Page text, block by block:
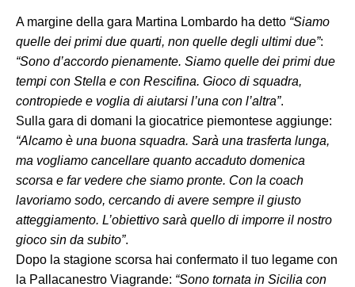
A margine della gara Martina Lombardo ha detto “Siamo
quelle dei primi due quarti, non quelle degli ultimi due”:
“Sono d’accordo pienamente. Siamo quelle dei primi due
tempi con Stella e con Rescifina. Gioco di squadra,
contropiede e voglia di aiutarsi l’una con l’altra”.
Sulla gara di domani la giocatrice piemontese aggiunge:
“Alcamo è una buona squadra. Sarà una trasferta lunga,
ma vogliamo cancellare quanto accaduto domenica
scorsa e far vedere che siamo pronte. Con la coach
lavoriamo sodo, cercando di avere sempre il giusto
atteggiamento. L’obiettivo sarà quello di imporre il nostro
gioco sin da subito”.
Dopo la stagione scorsa hai confermato il tuo legame con
la Pallacanestro Viagrande: “Sono tornata in Sicilia con